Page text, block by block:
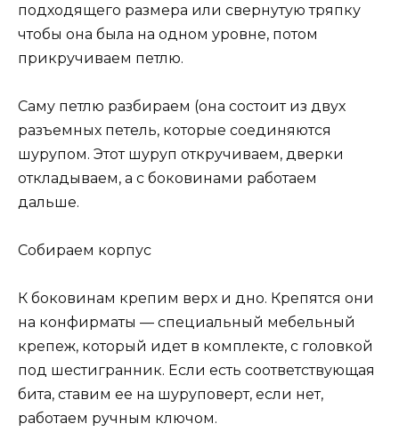
подходящего размера или свернутую тряпку
чтобы она была на одном уровне, потом
прикручиваем петлю.
Саму петлю разбираем (она состоит из двух
разъемных петель, которые соединяются
шурупом. Этот шуруп откручиваем, дверки
откладываем, а с боковинами работаем
дальше.
Собираем корпус
К боковинам крепим верх и дно. Крепятся они
на конфирматы — специальный мебельный
крепеж, который идет в комплекте, с головкой
под шестигранник. Если есть соответствующая
бита, ставим ее на шуруповерт, если нет,
работаем ручным ключом.